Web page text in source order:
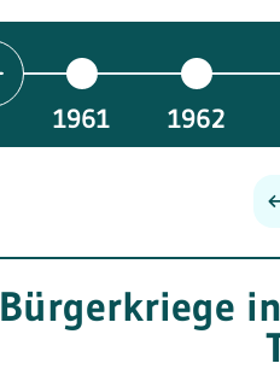
1961 1962
Bürgerkriege